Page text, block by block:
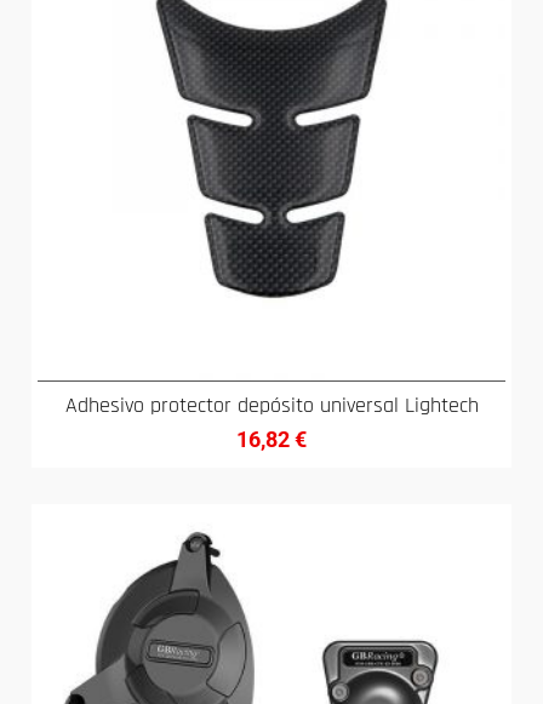
Adhesivo protector depósito universal Lightech
16,82€